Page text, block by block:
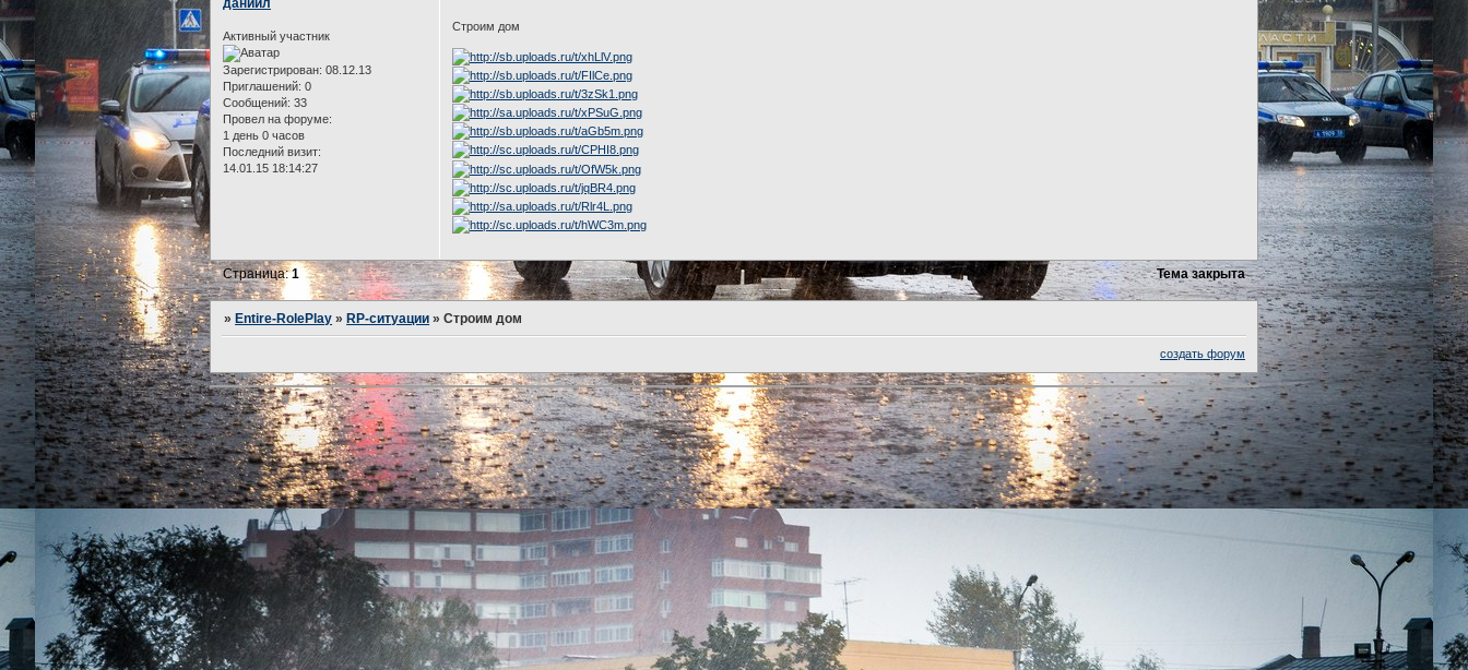
даниил
Активный участник
Зарегистрирован: 08.12.13
Приглашений: 0
Сообщений: 33
Провел на форуме:
1 день 0 часов
Последний визит:
14.01.15 18:14:27
Строим дом
Тема закрыта
Страница:1
» Entire-RolePlay » RP-ситуации »Строим дом
создать форум